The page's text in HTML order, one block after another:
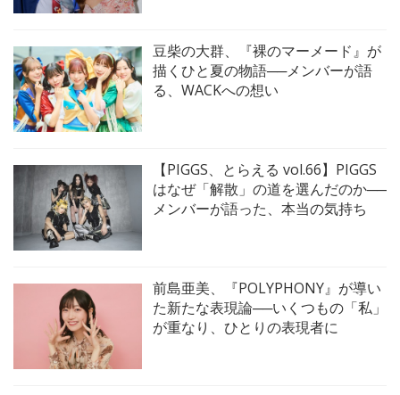
豆柴の大群、『裸のマーメード』が
描くひと夏の物語──メンバーが語
る、WACKへの想い
【PIGGS、とらえる vol.66】PIGGS
はなぜ「解散」の道を選んだのか──
メンバーが語った、本当の気持ち
前島亜美、『POLYPHONY』が導い
た新たな表現論──いくつもの「私」
が重なり、ひとりの表現者に